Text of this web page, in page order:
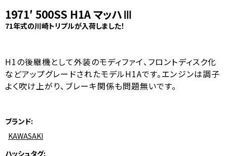
1971′ 500SS H1A マッハⅢ
71年式の川崎トリプルが入荷しました！
H1の後継機として外装のモディファイ、フロントディスク化
などアップグレードされたモデルH1Aです。エンジンは調子
よく吹け上がり、ブレーキ関係も問題無いです。
ブランド
KAWASAKI
ハッシュタグ